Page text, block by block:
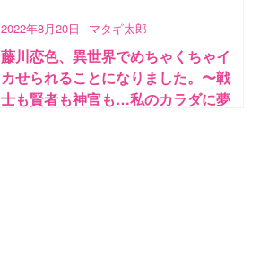
2022年8月20日 マタギ太郎
藤川恋色、異世界でめちゃくちゃイ
カせられることになりました。〜戦
士も賢者も神官も…私のカラダに夢